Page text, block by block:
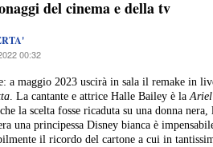
del cinema e della tv
00:32
a maggio 2023 uscirà in sala il remake in
. La cantante e attrice Halle Bailey è laAriel
la scelta fosse ricaduta su una donna
una principessa Disney bianca è
il ricordo del cartone a cui in